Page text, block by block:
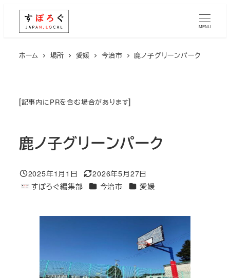
MENU
ホーム 場所 愛媛 今治市 鹿ノ子グリーンパーク
[記事内にPRを含む場合があります]
鹿ノ子グリーンパーク
投稿日
2025年1月1日
更新日
2026年5月27日
著
すぽろぐ編集部 エリア今治市 エリア愛媛